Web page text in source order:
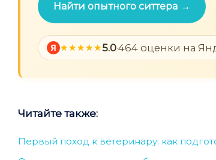
Найти опытного ситтера →
Я 5.0·464 оценки на
Читайте также:
Первый поход к ветеринару: как